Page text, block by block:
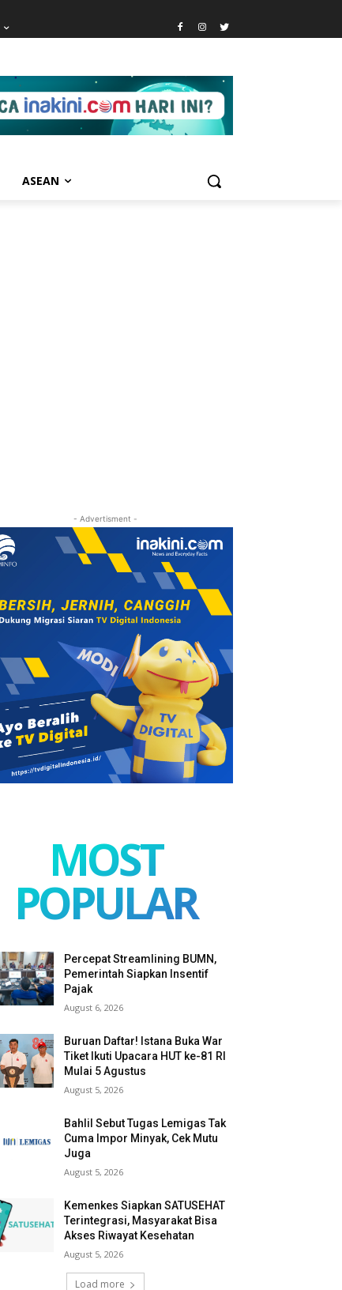
ASEAN
- Advertisment -
MOST
POPULAR
Percepat Streamlining BUMN,
Pemerintah Siapkan Insentif
Pajak
August 6, 2026
Buruan Daftar! Istana Buka War
Tiket Ikuti Upacara HUT ke-81 RI
Mulai 5 Agustus
August 5, 2026
Bahlil Sebut Tugas Lemigas Tak
Cuma Impor Minyak, Cek Mutu
Juga
August 5, 2026
Kemenkes Siapkan SATUSEHAT
Terintegrasi, Masyarakat Bisa
Akses Riwayat Kesehatan
August 5, 2026
Load more